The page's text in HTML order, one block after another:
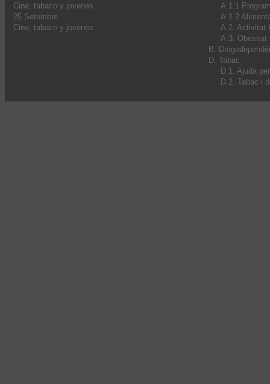
Cine, tabaco y jovenes
25 Setembre
Cine, tabaco y jovenes
A.1.1
A.1.2
A.2. Activitat
A.3. Obesitat
B.
D. Tabac
D.1. Ajuda
D.2. Tabac i